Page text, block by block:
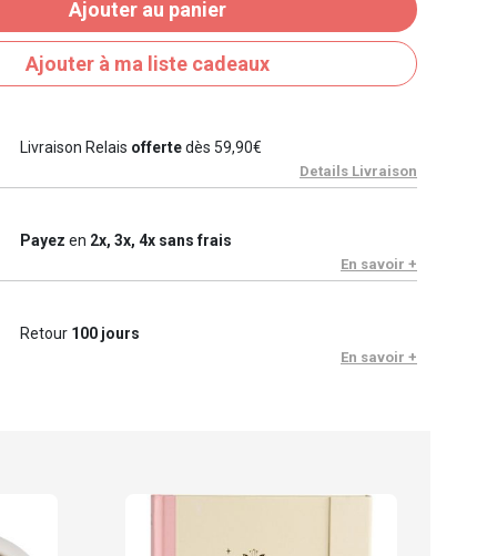
Ajouter au panier
Ajouter à ma liste cadeaux
Livraison Relais offertedès 59,90€
Details Livraison
Payez en 2x, 3x, 4x sans frais
En savoir +
Retour 100 jours
En savoir +